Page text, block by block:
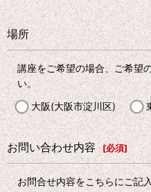
場所
講座をご希望の場合、ご希望
い。
大阪(大阪市淀川区)
お問い合わせ内容 [必須]
お問合せ内容をこちらにご記